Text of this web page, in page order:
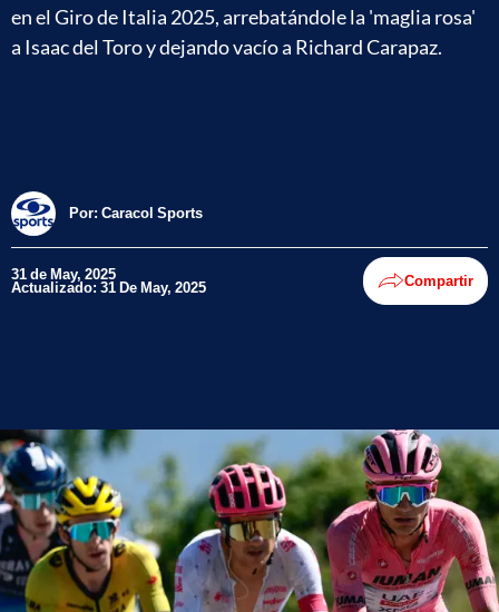
en el Giro de Italia 2025, arrebatándole la 'maglia rosa'
a Isaac del Toro y dejando vacío a Richard Carapaz.
Por: Caracol Sports
31 de May, 2025
Actualizado: 31 De May, 2025 Compartir